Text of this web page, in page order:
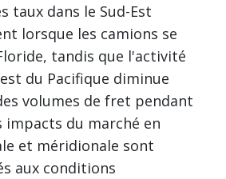
taux dans le Sud-Est
lorsque les camions se
tandis que l'activité
du Pacifique diminue
volumes de fret pendant
impacts du marché en
et méridionale sont
aux conditions